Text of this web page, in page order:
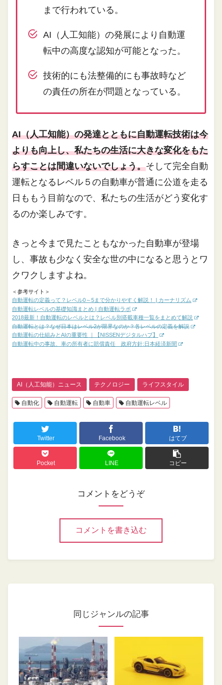
まで行われている。
AI（人工知能）の発展により自動運
転中の高度な認知が可能となった。
技術的にも法整備的にも事故時など
の責任の所在が問題となっている。
AI（人工知能）の発達とともに自動運転技術は今
よりも向上し、私たちの生活に大きな変化をもた
らすことは間違いないでしょう。そして完全自動
運転となるレベル５の自動車が普通に公道を走る
日ももう目前なので、私たちの生活がどう変化す
るのか楽しみです。
きっと今まで見たこともなかった自動車が登場
し、事故も少なく安全な世の中になると思うとワ
クワクしますよね。
＜参考サイト＞
自動運転の定義って？レベル0～5まで分かりやすく解説！ | カーナリズム
自動運転レベルの基礎知識まとめ | 自動運転ラボ
2018最新！自動運転のレベルとは？レベル別搭載車種一覧をまとめて解説
自動運転とは？なぜ日本はレベル2が限界なのか？各レベルの定義を解説
自動運転の仕組みとAIの重要性 ｜【NISSENデジタルハブ】
自動運転中の事故、車の所有者に賠償責任 政府方針:日本経済新聞
AI（人工知能）ニュース テクノロジー ライフスタイル
自動化 自動運転 自動車 自動運転レベル
Twitter Facebook はてブ
Pocket LINE コピー
コメントをどうぞ
コメントを書き込む
同じジャンルの記事